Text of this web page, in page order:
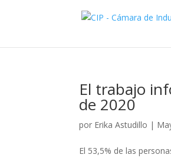
El trabajo
de 2020
por Erika Astudillo |
El 53,5% de las